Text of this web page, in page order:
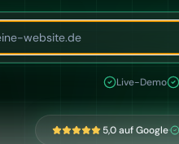
Live-Demo
5,0 auf Google·